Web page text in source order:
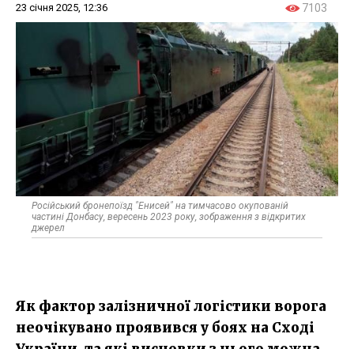
23 січня 2025, 12:36 7103
Російський бронепоїзд "Енисей" на тимчасово окупованій
частині Донбасу, вересень 2023 року, зображення з відкритих
джерел
Як фактор залізничної логістики ворога
неочікувано проявився у боях на Сході